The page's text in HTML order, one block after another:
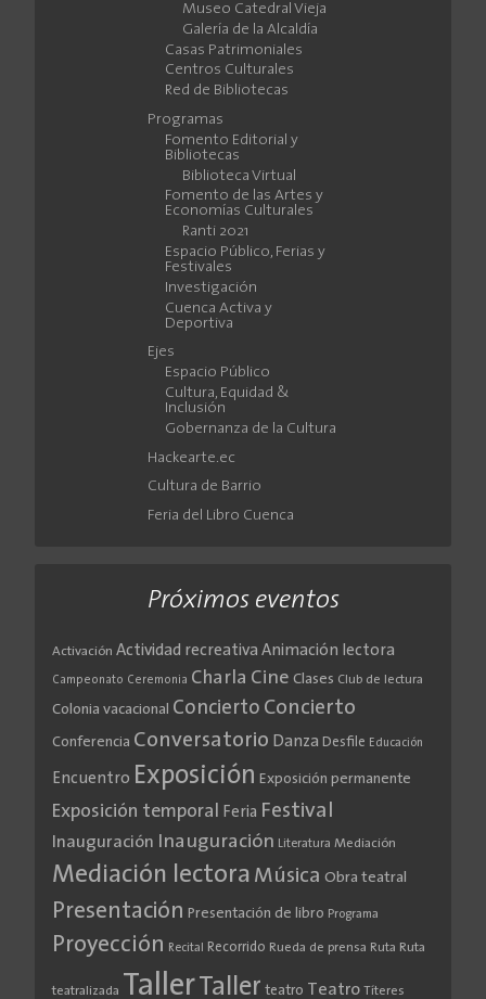
Museo Catedral Vieja
Galería de la Alcaldía
Casas Patrimoniales
Centros Culturales
Red de Bibliotecas
Programas
Fomento Editorial y
Bibliotecas
Biblioteca Virtual
Fomento de las Artes y
Economías Culturales
Ranti 2021
Espacio Público, Ferias y
Festivales
Investigación
Cuenca Activa y
Deportiva
Ejes
Espacio Público
Cultura, Equidad &
Inclusión
Gobernanza de la Cultura
Hackearte.ec
Cultura de Barrio
Feria del Libro Cuenca
Próximos eventos
Activación Actividad recreativa Animación lectora
Campeonato Ceremonia Charla Cine Clases Club de lectura
Colonia vacacional Concierto Concierto
Conferencia Conversatorio Danza Desfile Educación
Encuentro Exposición Exposición permanente
Exposición temporal Feria Festival
Inauguración Inauguración Literatura Mediación
Mediación lectora Música Obra teatral
Presentación Presentación de libro Programa
Proyección Recital Recorrido Rueda de prensa Ruta Ruta
teatralizada TallerTaller teatro Teatro Títeres